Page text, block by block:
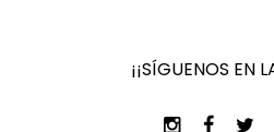
¡¡SÍGUENOS EN